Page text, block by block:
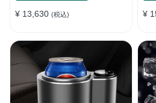
¥ 13,630 (税込) ¥